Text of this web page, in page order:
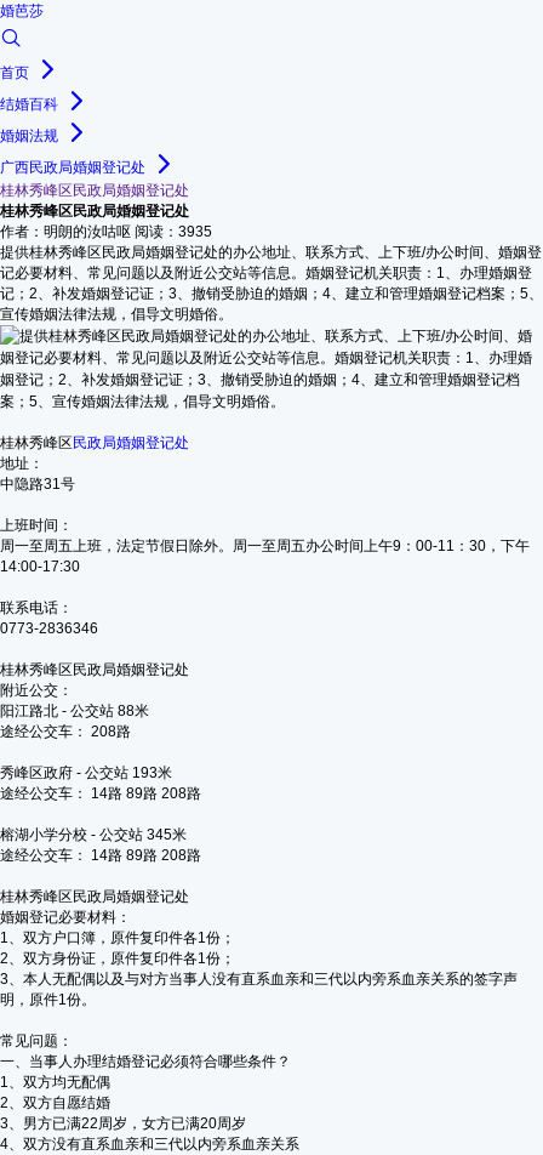
婚芭莎
首页
结婚百科
婚姻法规
广西民政局婚姻登记处
桂林秀峰区民政局婚姻登记处
桂林秀峰区民政局婚姻登记处
作者：明朗的汝咕呕 阅读：3935
提供桂林秀峰区民政局婚姻登记处的办公地址、联系方式、上下班/办公时间、婚姻登
记必要材料、常见问题以及附近公交站等信息。婚姻登记机关职责：1、办理婚姻登
记；2、补发婚姻登记证；3、撤销受胁迫的婚姻；4、建立和管理婚姻登记档案；5、
宣传婚姻法律法规，倡导文明婚俗。
桂林秀峰区 民政局婚姻登记处
地址：
中隐路31号
上班时间：
周一至周五上班，法定节假日除外。周一至周五办公时间上午9：00-11：30，下午
14:00-17:30
联系电话：
0773-2836346
桂林秀峰区民政局婚姻登记处
附近公交：
阳江路北 - 公交站 88米
途经公交车： 208路
秀峰区政府 - 公交站 193米
途经公交车： 14路 89路 208路
榕湖小学分校 - 公交站 345米
途经公交车： 14路 89路 208路
桂林秀峰区民政局婚姻登记处
婚姻登记必要材料：
1、双方户口簿，原件复印件各1份；
2、双方身份证，原件复印件各1份；
3、本人无配偶以及与对方当事人没有直系血亲和三代以内旁系血亲关系的签字声
明，原件1份。
常见问题：
一、当事人办理结婚登记必须符合哪些条件？
1、双方均无配偶
2、双方自愿结婚
3、男方已满22周岁，女方已满20周岁
4、双方没有直系血亲和三代以内旁系血亲关系